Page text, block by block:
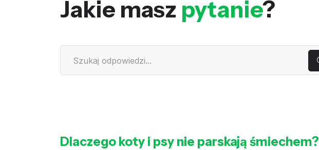
Jakie masz pytanie?
Dlaczego koty i psy nie parskają śmiechem?